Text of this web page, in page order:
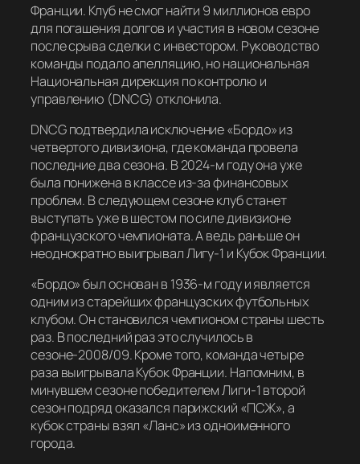
Франции. Клуб не смог найти 9 миллионов евро
для погашения долгов и участия в новом сезоне
после срыва сделки с инвестором. Руководство
команды подало апелляцию, но национальная
Национальная дирекция по контролю и
управлению (DNCG) отклонила.
DNCG подтвердила исключение «Бордо» из
четвертого дивизиона, где команда провела
последние два сезона. В 2024-м году она уже
была понижена в классе из-за финансовых
проблем. В следующем сезоне клуб станет
выступать уже в шестом по силе дивизионе
французского чемпионата. А ведь раньше он
неоднократно выигрывал Лигу-1 и Кубок Франции.
«Бордо» был основан в 1936-м году и является
одним из старейших французских футбольных
клубом. Он становился чемпионом страны шесть
раз. В последний раз это случилось в
сезоне-2008/09. Кроме того, команда четыре
раза выигрывала Кубок Франции. Напомним, в
минувшем сезоне победителем Лиги-1 второй
сезон подряд оказался парижский «ПСЖ», а
кубок страны взял «Ланс» из одноименного
города.